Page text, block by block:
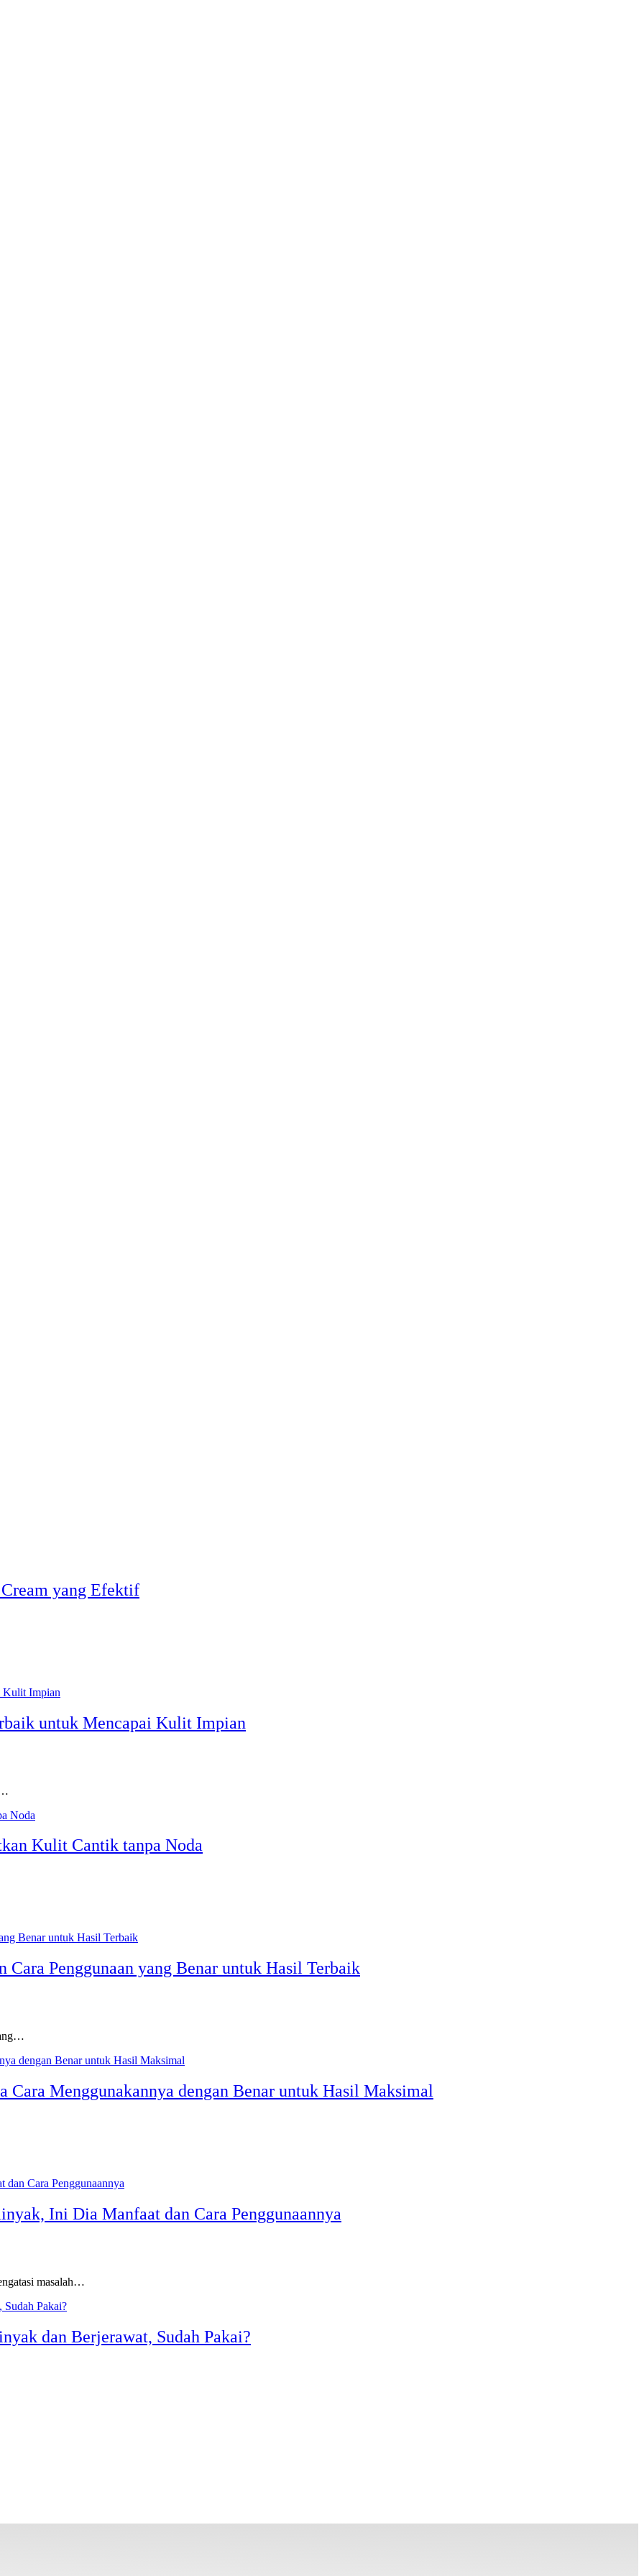
yang Efektif
untuk Mencapai Kulit Impian
Kulit Cantik tanpa Noda
Penggunaan yang Benar untuk Hasil Terbaik
Menggunakannya dengan Benar untuk Hasil Maksimal
Ini Dia Manfaat dan Cara Penggunaannya
masalah…
dan Berjerawat, Sudah Pakai?